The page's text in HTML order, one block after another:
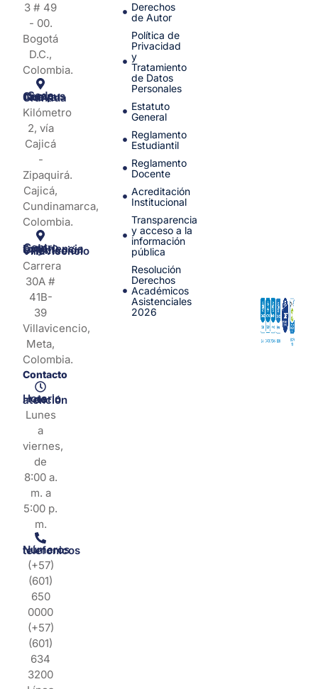
3 # 49
- 00.
Bogotá
D.C.,
Colombia.
Sede Campus Nueva Granada
Kilómetro
2, vía
Cajicá
-
Zipaquirá.
Cajicá,
Cundinamarca,
Colombia.
Centro de Experiencia y Orientación Villavicencio
Carrera
30A #
41B-
39
Villavicencio,
Meta,
Colombia.
Contacto
Horario de atención
Lunes
a
viernes,
de
8:00 a.
m. a
5:00 p.
m.
Números telefonicos
(+57)
(601)
650
0000
(+57)
(601)
634
3200
Derechos
de Autor
Política de
Privacidad
y
Tratamiento
de Datos
Personales
Estatuto
General
Reglamento
Estudiantil
Reglamento
Docente
Acreditación
Institucional
Transparencia
y acceso a la
información
pública
Resolución
Derechos
Académicos
Asistenciales
2026